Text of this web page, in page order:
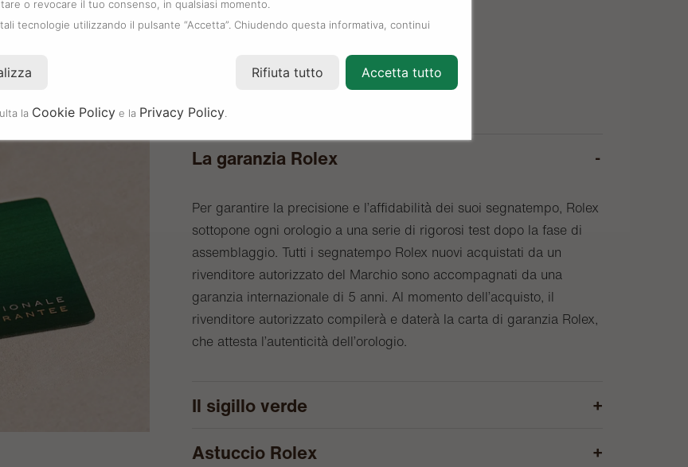
La garanzia Rolex
Per garantire la precisione e l’affidabilità dei suoi segnatempo, Rolex
sottopone ogni orologio a una serie di rigorosi test dopo la fase di
assemblaggio. Tutti i segnatempo Rolex nuovi acquistati da un
rivenditore autorizzato del Marchio sono accompagnati da una
garanzia internazionale di 5 anni. Al momento dell’acquisto, il
rivenditore autorizzato compilerà e daterà la carta di garanzia Rolex,
che attesta l’autenticità dell’orologio.
Il sigillo verde
Astuccio Rolex
o revocare il tuo consenso, in qualsiasi momento.
tecnologie utilizzando il pulsante “Accetta”. Chiudendo questa informativa, continui
Rifiuta tutto Accetta tutto
la Cookie Policy e la Privacy Policy